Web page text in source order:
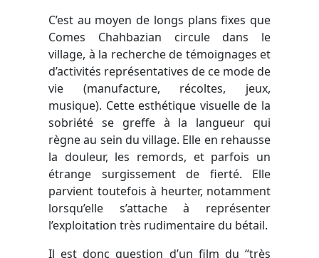
C’est au moyen de longs plans fixes que
Comes Chahbazian circule dans le
village, à la recherche de témoignages et
d’activités représentatives de ce mode de
vie (manufacture, récoltes, jeux,
musique). Cette esthétique visuelle de la
sobriété se greffe à la langueur qui
règne au sein du village. Elle en rehausse
la douleur, les remords, et parfois un
étrange surgissement de fierté. Elle
parvient toutefois à heurter, notamment
lorsqu’elle s’attache à représenter
l’exploitation très rudimentaire du bétail.
Il est donc question d’un film du “très